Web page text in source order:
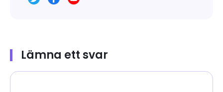
Lämna ett svar